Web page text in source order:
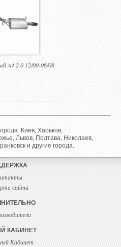
A4 2.0 12/00-06/08
Киев, Харьков,
Львов, Полтава, Николаев,
и другие города.
сайта
КАБИНЕТ
Кабинет